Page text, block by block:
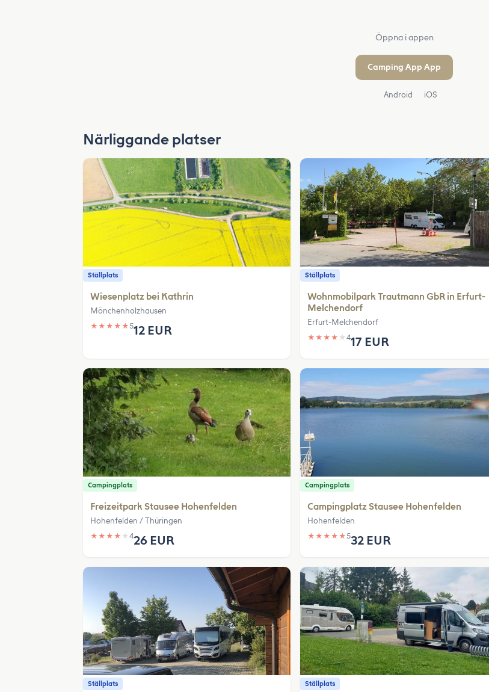
Öppna i appen
Camping App App
Android iOS
Närliggande platser
Ställplats
Wiesenplatz bei Kathrin
Mönchenholzhausen
★ ★ ★ ★ ★512 EUR
Ställplats
Wohnmobilpark Trautmann GbR in Erfurt-
Melchendorf
Erfurt-Melchendorf
★ ★ ★ ★ ★417 EUR
Campingplats
Freizeitpark Stausee Hohenfelden
Hohenfelden / Thüringen
★ ★ ★ ★ ★ 426 EUR
Campingplats
Campingplatz Stausee Hohenfelden
Hohenfelden
★ ★ ★ ★ ★532 EUR
Ställplats Ställplats